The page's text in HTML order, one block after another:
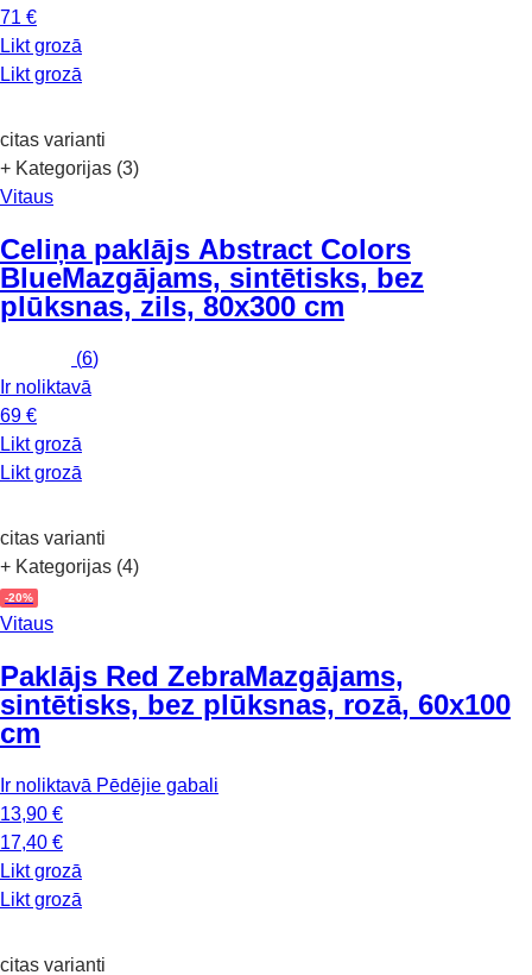
71 €
Likt grozā
Likt grozā
citas varianti
+ Kategorijas (3)
Vitaus
Celiņa paklājs Abstract Colors
BlueMazgājams, sintētisks, bez
plūksnas, zils, 80x300 cm
(6)
Ir noliktavā
69 €
Likt grozā
Likt grozā
citas varianti
+ Kategorijas (4)
-20%
Vitaus
Paklājs Red ZebraMazgājams,
sintētisks, bez plūksnas, rozā, 60x100
cm
Ir noliktavā Pēdējie gabali
13,90 €
17,40 €
Likt grozā
Likt grozā
citas varianti